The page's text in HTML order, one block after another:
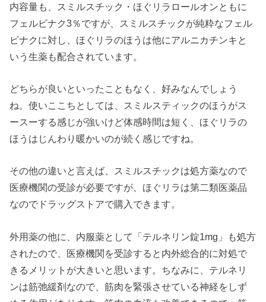
内容量も、スミルスチック・ほぐリラロールオンともに
フェルビナク3％ですが、スミルスチックが純粋なフェル
ビナクに対し、ほぐリラのほうは他にアルニカチンキと
いう生薬も配合されています。
どちらが良いといったこともなく、好みなんでしょう
ね。使いここちとしては、スミルスティックのほうがス
ースーする感じが強いけど体感時間は短く、ほぐリラの
ほうはじんわり暖かいのが続く感じですね。
その他の違いと言えば、スミルスチックは処方薬なので
医療機関の受診が必要ですが、ほぐリラは第二類医薬品
なのでドラッグストアで購入できます。
外用薬の他に、内服薬として「テルネリン錠1mg」も処方
されたので、医療機関を受診すると内外総合的に対処で
きるメリットが大きいと思います。ちなみに、テルネリ
ンは筋弛緩剤なので、筋肉を緊張させている神経をしず